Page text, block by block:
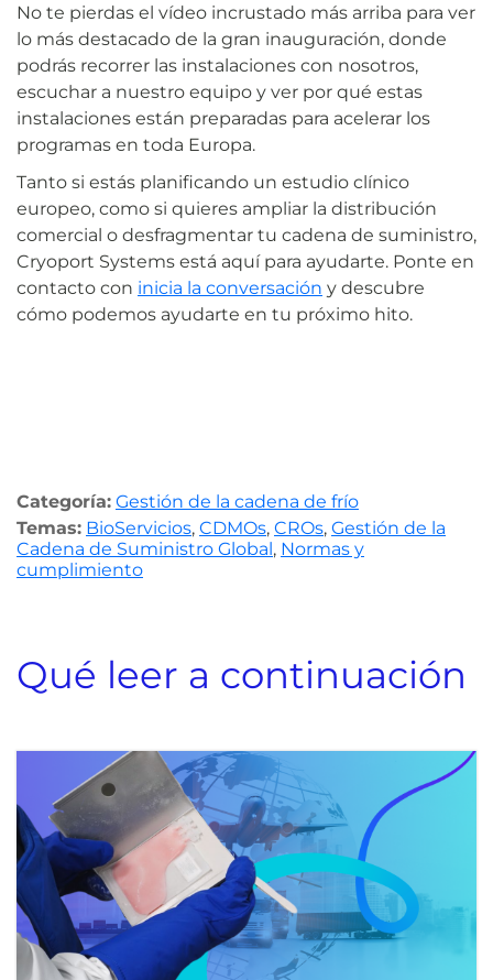
No te pierdas el vídeo incrustado más arriba para ver
lo más destacado de la gran inauguración, donde
podrás recorrer las instalaciones con nosotros,
escuchar a nuestro equipo y ver por qué estas
instalaciones están preparadas para acelerar los
programas en toda Europa.
Tanto si estás planificando un estudio clínico
europeo, como si quieres ampliar la distribución
comercial o desfragmentar tu cadena de suministro,
Cryoport Systems está aquí para ayudarte. Ponte en
contacto con inicia la conversación y descubre
cómo podemos ayudarte en tu próximo hito.
Categoría: Gestión de la cadena de frío
Temas: BioServicios, CDMOs, CROs, Gestión de la
Cadena de Suministro Global , Normas y
cumplimiento
Qué leer a continuación